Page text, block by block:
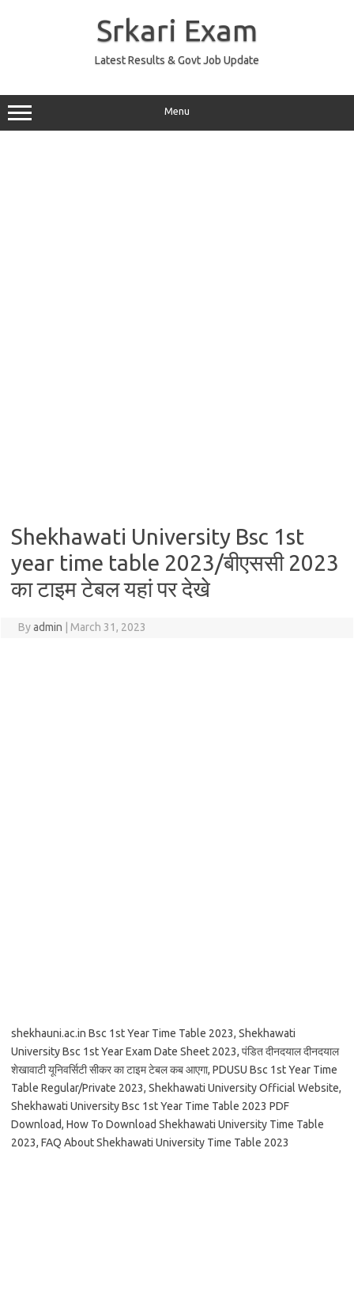
Srkari Exam
Latest Results & Govt Job Update
Menu
Shekhawati University Bsc 1st
year time table 2023/बीएससी 2023
का टाइम टेबल यहां पर देखे
Byadmin March 31, 2023
shekhauni.ac.in Bsc 1st Year Time Table 2023, Shekhawati
University Bsc 1st Year Exam Date Sheet 2023, पंडित दीनदयाल दीनदयाल
शेखावाटी यूनिवर्सिटी सीकर का टाइम टेबल कब आएगा, PDUSU Bsc 1st Year Time
Table Regular/Private 2023, Shekhawati University Official Website,
Shekhawati University Bsc 1st Year Time Table 2023 PDF
Download, How To Download Shekhawati University Time Table
2023, FAQ About Shekhawati University Time Table 2023